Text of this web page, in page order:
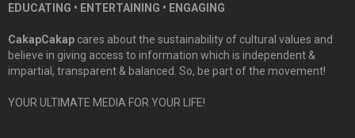
EDUCATING • ENTERTAINING • ENGAGING
CakapCakap cares about the sustainability of cultural values and
believe in giving access to information which is independent &
impartial, transparent & balanced. So, be part of the movement!
YOUR ULTIMATE MEDIA FOR YOUR LIFE!